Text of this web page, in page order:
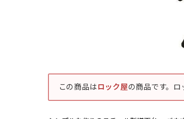
この商品は ロック屋の商品です。